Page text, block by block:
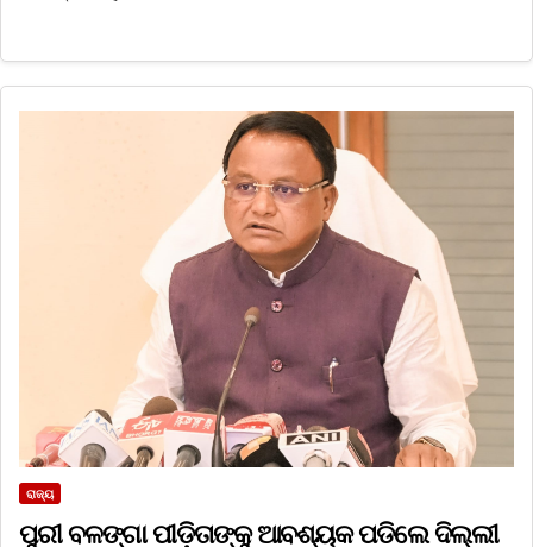
ରାଜ୍ୟ
ପୁରୀ ବଳଙ୍ଗା ପୀଡ଼ିତାଙ୍କୁ ଆବଶ୍ୟକ ପଡିଲେ ଦିଲ୍ଲୀ